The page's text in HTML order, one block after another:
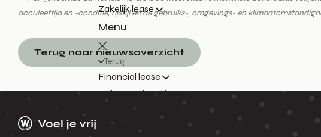
Zakelijk lease
Menu
Terug
Financial lease
Full operational lease
acculeeftijd en -conditie, rijstijl en de gebruiks-, omgevings- en
Terug naar nieuwsoverzicht